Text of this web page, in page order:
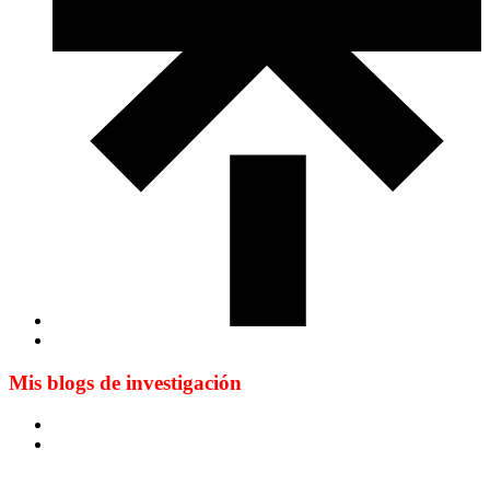
Mis blogs de investigación